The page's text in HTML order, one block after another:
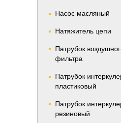
Насос масляный
Натяжитель цепи
Патрубок
фильтра
Патрубок
пластиковый
Патрубок
резиновый